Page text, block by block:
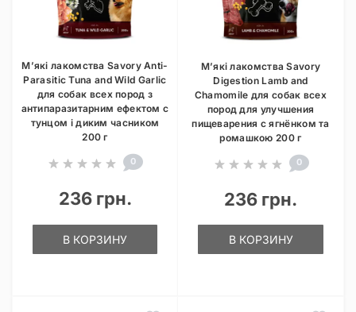
М’які лакомства Savory Anti-
Parasitic Tuna and Wild Garlic
для собак всех пород з
антипаразитарним ефектом с
тунцом і диким часником
200 г
0
236 грн.
В КОРЗИНУ
М’які лакомства Savory
Digestion Lamb and
Chamomile для собак всех
пород для улучшения
пищеварения с ягнёнком та
ромашкою 200 г
0
236 грн.
В КОРЗИНУ